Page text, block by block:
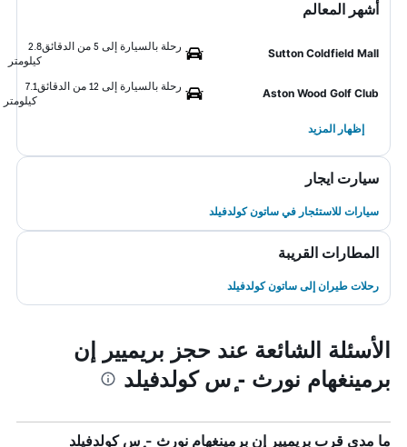
أشهر المعالم
Sutton Coldfield Mall
رحلة بالسيارة إلى 5 من الدقائق
2.8
كيلومتر
Aston Wood Golf Club
رحلة بالسيارة إلى 12 من الدقائق
7.1
كيلومتر
إظهار المزيد
سيارت ايجار
سيارات للاستئجار في ساتون كولدفيلد
المطارات القريبة
رحلات طيران إلى ساتون كولدفيلد
الأسئلة الشائعة عند حجز بريميير إن
برمينغهام نورث - ٕس كولدفيلد
ما مدى قرب بريميير إن برمينغهام نورث - ٕس كولدفيلد